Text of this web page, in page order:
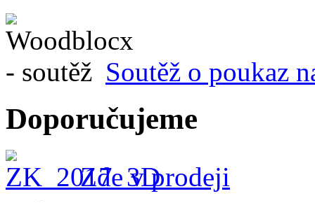
Soutěž o poukaz
Doporučujeme
Zde v prodeji